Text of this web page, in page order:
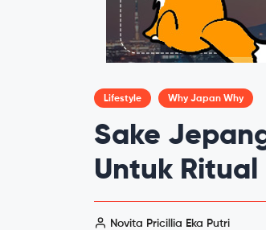
Lifestyle Why Japan Why
Sake
Untuk
Novita Pricillia Eka Putri